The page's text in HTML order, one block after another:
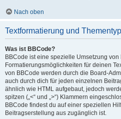
Nach oben
Textformatierung und
Was ist BBCode?
BBCode ist eine spezielle Umsetzung
Formatierungsmöglichkeiten für deinen
von BBCode werden durch die Board-
auch durch dich für jeden einzelnen
ähnlich wie HTML aufgebaut, jedoch
spitzen („<“ und „>“) Klammern
BBCode findest du auf einer speziellen
Beitragserstellung aus zugänglich ist.